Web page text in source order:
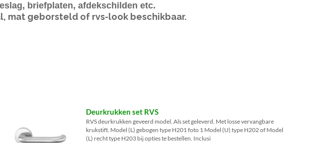
briefplaten, afdekschilden etc.
mat geborsteld of rvs-look beschikbaar.
Deurkrukken set RVS
RVS deurkrukken geveerd model. Als set geleverd. Met losse vervangbare
krukstift. Model (L) gebogen type H201 foto 1 Model (U) type H202 of Model
(L) recht type H203 bij opties te bestellen. Inclusi